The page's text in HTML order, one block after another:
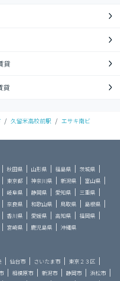
貸
貸
/ 久留米高校前駅 / エサキ南ビ
秋田県 山形県 福島県
茨城県
東京都 神奈川県 新潟県
富山県
岐阜県 静岡県 愛知県
三重県
奈良県 和歌山県 鳥取県
島根県
香川県 愛媛県 高知県
福岡県
宮崎県 鹿児島県 沖縄県
仙台市 さいたま市
東京２３区
相模原市 新潟市 静岡市
浜松市